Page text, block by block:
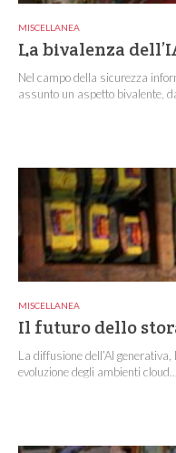
MISCELLANEA
La bivalenza
Nel campo della sicurezza
assunto un aspetto bivalente,
MISCELLANEA
Il futuro dello
La diffusione dell’AI
evoluzione degli ambienti cloud...